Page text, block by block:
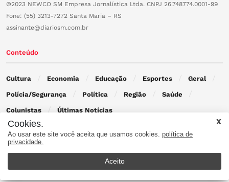
©2023 NEWCO SM Empresa Jornalística Ltda. CNPJ 26.748774.0001-99
Fone: (55) 3213-7272 Santa Maria – RS
assinante@diariosm.com.br
Conteúdo
Cultura Economia Educação Esportes Geral
Polícia/Segurança Política Região Saúde
Colunistas Últimas Notícias
Contato
Cookies.
Ao usar este site você aceita que usamos cookies. política de
privacidade.
Aceito